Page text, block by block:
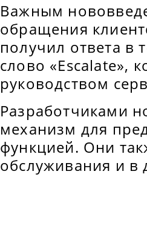
Важным
обращения
получил ответа в
слово «Escalate»,
руководством
Разработчиками
механизм для
функцией. Они
обслуживания и в